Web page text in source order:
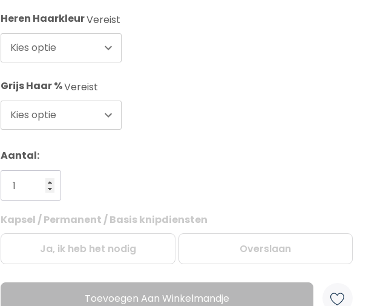
Heren HaarkleurVereist
Kies optie
Grijs Haar %Vereist
Kies optie
Aantal:
Huidige
voorraad:
Kapsel / Permanent / Basis knipdiensten
Ja, ik heb het nodig Overslaan
Toevoegen Aan Winkelmandje